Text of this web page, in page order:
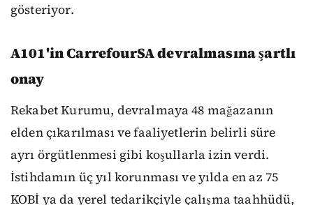
gösteriyor.
A101'in CarrefourSA devralmasına şartlı
onay
Rekabet Kurumu, devralmaya 48 mağazanın
elden çıkarılması ve faaliyetlerin belirli süre
ayrı örgütlenmesi gibi koşullarla izin verdi.
İstihdamın üç yıl korunması ve yılda en az 75
KOBİ ya da yerel tedarikçiyle çalışma taahhüdü,